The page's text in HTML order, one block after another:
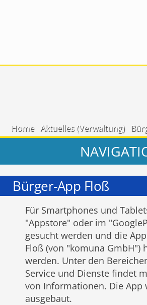
Home Aktuelles (Verwaltung)
Bürger-App Floß
Für Smartphones und
"Appstore" oder im
gesucht werden und die
Floß (von "komuna GmbH")
werden. Unter den
Service und Dienste findet
von Informationen. Die App
ausgebaut.